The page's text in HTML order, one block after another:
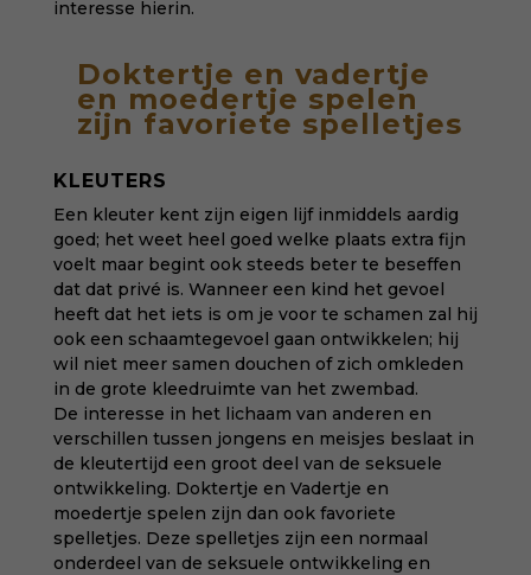
interesse hierin.
Doktertje en vadertje
en moedertje spelen
zijn favoriete spelletjes
KLEUTERS
Een kleuter kent zijn eigen lijf inmiddels aardig
goed; het weet heel goed welke plaats extra fijn
voelt maar begint ook steeds beter te beseffen
dat dat privé is. Wanneer een kind het gevoel
heeft dat het iets is om je voor te schamen zal hij
ook een schaamtegevoel gaan ontwikkelen; hij
wil niet meer samen douchen of zich omkleden
in de grote kleedruimte van het zwembad.
De interesse in het lichaam van anderen en
verschillen tussen jongens en meisjes beslaat in
de kleutertijd een groot deel van de seksuele
ontwikkeling. Doktertje en Vadertje en
moedertje spelen zijn dan ook favoriete
spelletjes. Deze spelletjes zijn een normaal
onderdeel van de seksuele ontwikkeling en